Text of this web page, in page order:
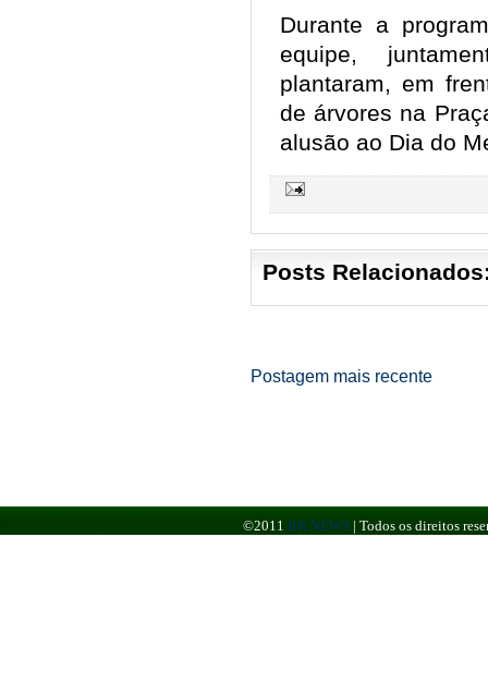
Durante a
equipe,
plantaram, em
de árvores na
alusão ao Dia do
Posts
Postagem mais recente
©2011 BR NEWS | Todos os direitos